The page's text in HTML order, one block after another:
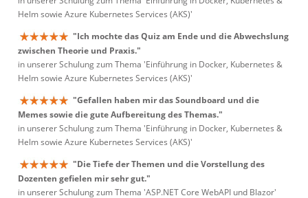
Helm sowie Azure Kubernetes Services (AKS)'
"Ich mochte das Quiz am Ende und die Abwechslung
zwischen Theorie und Praxis."
in unserer Schulung zum Thema 'Einführung in Docker, Kubernetes &
Helm sowie Azure Kubernetes Services (AKS)'
"Gefallen haben mir das Soundboard und die
Memes sowie die gute Aufbereitung des Themas."
in unserer Schulung zum Thema 'Einführung in Docker, Kubernetes &
Helm sowie Azure Kubernetes Services (AKS)'
"Die Tiefe der Themen und die Vorstellung des
Dozenten gefielen mir sehr gut."
in unserer Schulung zum Thema 'ASP.NET Core WebAPI und Blazor'